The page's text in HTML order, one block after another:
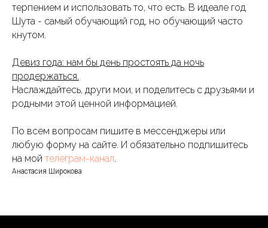
терпением и использовать то, что есть. В идеале год
Шута - самый обучающий год, но обучающий часто
кнутом.
Девиз года: нам бы день простоять да ночь
продержаться.
Наслаждайтесь, други мои, и поделитесь с друзьями и
родными этой ценной информацией.
По всем вопросам пишите в мессенджеры или
любую форму на сайте. И обязательно подпишитесь
на мой телеграм-канал.
Анастасия Широкова